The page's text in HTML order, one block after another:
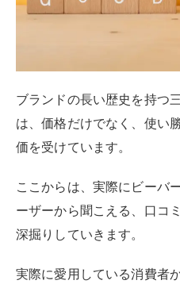
ブランドの長い歴史を持つ
は、価格だけでなく、使い
価を受けています。
ここからは、実際にビーバ
ーザーから聞こえる、口コ
深掘りしていきます。
実際に愛用している消費者